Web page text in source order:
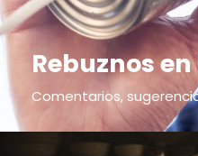
Rebuznos
Comentarios,